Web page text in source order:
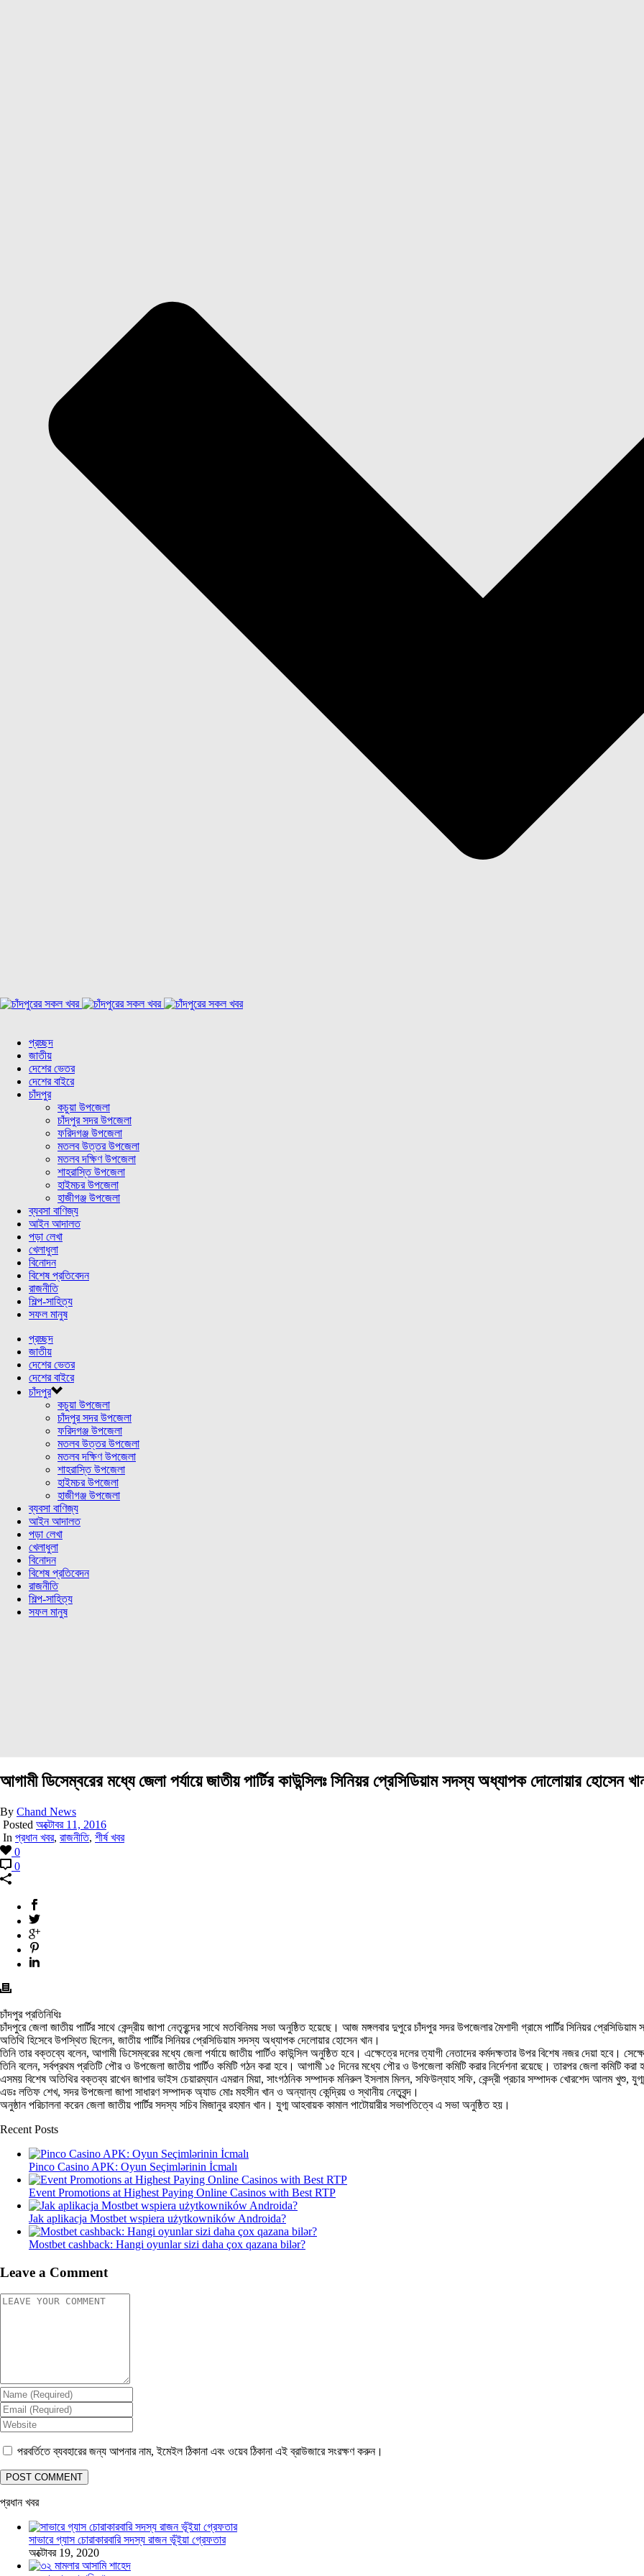
প্রচ্ছদ
জাতীয়
দেশের ভেতর
দেশের বাইরে
চাঁদপুর
কচুয়া উপজেলা
চাঁদপুর সদর উপজেলা
ফরিদগঞ্জ উপজেলা
মতলব উত্তর উপজেলা
মতলব দক্ষিণ উপজেলা
শাহরাস্তি উপজেলা
হাইমচর উপজেলা
হাজীগঞ্জ উপজেলা
ব্যবসা বাণিজ্য
আইন আদালত
পড়া লেখা
খেলাধুলা
বিনোদন
বিশেষ প্রতিবেদন
রাজনীতি
শিল্প-সাহিত্য
সফল মানুষ
প্রচ্ছদ
জাতীয়
দেশের ভেতর
দেশের বাইরে
চাঁদপুর
কচুয়া উপজেলা
চাঁদপুর সদর উপজেলা
ফরিদগঞ্জ উপজেলা
মতলব উত্তর উপজেলা
মতলব দক্ষিণ উপজেলা
শাহরাস্তি উপজেলা
হাইমচর উপজেলা
হাজীগঞ্জ উপজেলা
ব্যবসা বাণিজ্য
আইন আদালত
পড়া লেখা
খেলাধুলা
বিনোদন
বিশেষ প্রতিবেদন
রাজনীতি
শিল্প-সাহিত্য
সফল মানুষ
আগামী ডিসেম্বরের মধ্যে জেলা পর্যায়ে জাতীয় পার্টির কাউন্সিলঃ সিনিয়র প্রেসিডিয়াম সদস্য অধ্যাপক দোলোয়ার হোসেন
By Chand News
Posted অক্টোবর 11, 2016
In প্রধান খবর, রাজনীতি, শীর্ষ খবর
0
0
চাঁদপুর প্রতিনিধিঃ
চাঁদপুরে জেলা জাতীয় পার্টির সাথে কেন্দ্রীয় জাপা নেতৃবৃন্দের সাথে মতবিনিময় সভা অনুষ্ঠিত হয়েছে। আজ মঙ্গলবার দুপুরে চাঁদপুর সদর উপজেলার মৈশাদী গ্রামে পার্টির সিনিয়র
অতিথি হিসেবে উপস্থিত ছিলেন, জাতীয় পার্টির সিনিয়র প্রেসিডিয়াম সদস্য অধ্যাপক দেলোয়ার হোসেন খান।
তিনি তার বক্তব্যে বলেন, আগামী ডিসেম্বরের মধ্যে জেলা পর্যায়ে জাতীয় পার্টিও কাউন্সিল অনুষ্ঠিত হবে। এক্ষেত্রে দলের ত্যাগী নেতাদের কর্মদক্ষতার উপর বিশেষ নজর দেয়া হবে।
তিনি বলেন, সর্বপ্রথম প্রতিটি পৌর ও উপজেলা জাতীয় পার্টিও কমিটি গঠন করা হবে। আগামী ১৫ দিনের মধ্যে পৌর ও উপজেলা কমিটি করার নির্দেশনা রয়েছে। তারপর জেলা কমিটি করা
এসময় বিশেষ অতিথির বক্তব্য রাখেন জাপার ভাইস চেয়ারম্যান এমরান মিয়া, সাংগঠনিক সম্পাদক মনিরুল ইসলাম মিলন, সফিউল্যাহ সফি, কেন্দ্রী প্রচার সম্পাদক খোরশেদ আলম খুশু,
এডঃ লতিফ শেখ, সদর উপজেলা জাপা সাধারণ সম্পাদক অ্যাড মোঃ মহসীন খান ও অন্যান্য কেন্দ্রিয় ও স্থানীয় নেতৃবৃন্দ।
অনুষ্ঠান পরিচালনা করেন জেলা জাতীয় পার্টির সদস্য সচিব মিজানুর রহমান খান। যুগ্ম আহবায়ক কামাল পাটোয়ারীর সভাপতিত্বে এ সভা অনুষ্ঠিত হয়।
Recent Posts
Pinco Casino APK: Oyun Seçimlərinin İcmalı
Event Promotions at Highest Paying Online Casinos with Best RTP
Jak aplikacja Mostbet wspiera użytkowników Androida?
Mostbet cashback: Hangi oyunlar sizi daha çox qazana bilər?
Leave a Comment
পরবর্তিতে ব্যবহারের জন্য আপনার নাম, ইমেইল ঠিকানা এবং ওয়েব ঠিকানা এই ব্রাউজারে সংরক্ষণ করুন।
প্রধান খবর
সাভারে গ্যাস চোরাকারবারি সদস্য রাজন ভূঁইয়া গ্রেফতার
অক্টোবর 19, 2020